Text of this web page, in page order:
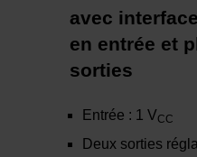
avec
en entrée et
sorties
Entrée : 1 VCC
Deux sorties